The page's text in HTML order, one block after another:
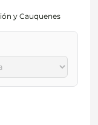
y Cauquenes